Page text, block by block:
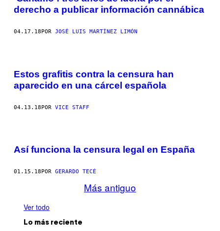
derecho a publicar información cannábica
04.17.18 POR JOSÉ LUIS MARTÍNEZ LIMÓN
Estos grafitis contra la censura han
aparecido en una cárcel española
04.13.18POR VICE STAFF
Así funciona la censura legal en España
01.15.18 POR GERARDO TECÉ
Más antiguo
Ver todo
Lo más reciente